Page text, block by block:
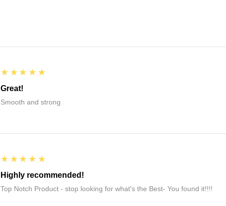
5
★★★★★
Great!
Smooth and strong
5
★★★★★
Highly recommended!
Top Notch Product - stop looking for what's the Best- You found it!!!!